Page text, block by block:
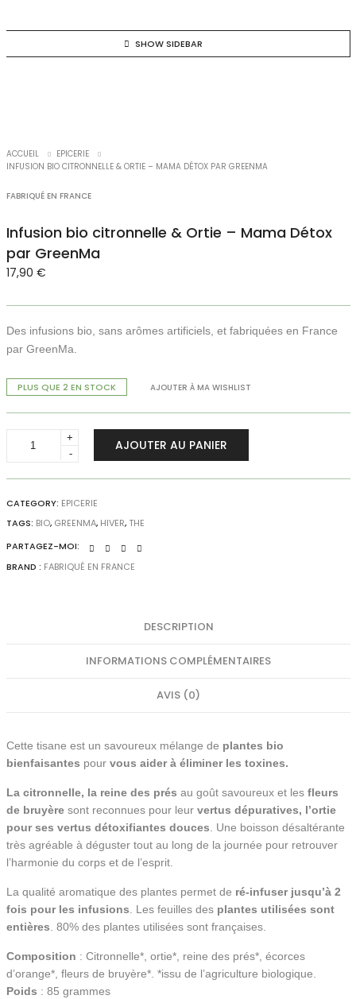
SHOW SIDEBAR
ACCUEIL
EPICERIE
INFUSION BIO CITRONNELLE & ORTIE – MAMA DÉTOX PAR GREENMA
FABRIQUÉ EN FRANCE
Infusion bio citronnelle & Ortie – Mama Détox
par GreenMa
17,90 €
Des infusions bio, sans arômes artificiels, et fabriquées en France
par GreenMa.
PLUS QUE 2 EN STOCK
Ortie
-
Détox
par
AJOUTER AU PANIER
AJOUTER À MA WISHLIST
CATEGORY: EPICERIE
TAGS: BIO, GREENMA, HIVER, THE
PARTAGEZ-MOI:
BRAND : FABRIQUÉ EN FRANCE
DESCRIPTION
INFORMATIONS COMPLÉMENTAIRES
AVIS (0)
Cette tisane est un savoureux mélange de plantes bio
bienfaisantes pour vous aider à éliminer les toxines.
La citronnelle, la reine des prés au goût savoureux et les fleurs
de bruyère sont reconnues pour leur vertus dépuratives, l’ortie
pour ses vertus détoxifiantes douces. Une boisson désaltérante
très agréable à déguster tout au long de la journée pour retrouver
l’harmonie du corps et de l’esprit.
La qualité aromatique des plantes permet de ré-infuser jusqu’à 2
fois pour les infusions. Les feuilles des plantes utilisées sont
entières. 80% des plantes utilisées sont françaises.
Composition : Citronnelle*, ortie*, reine des prés*, écorces
d’orange*, fleurs de bruyère*. *issu de l’agriculture biologique.
Poids : 85 grammes